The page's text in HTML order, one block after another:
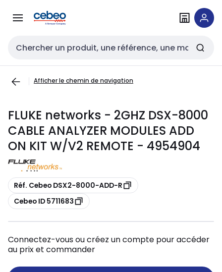
navigationau
Entrée de recherche
Afficher le chemin de navigation
FLUKE networks - 2GHZ DSX-8000
CABLE ANALYZER MODULES ADD
ON KIT W/V2 REMOTE - 4954904
Copier
Réf. Cebeo DSX2-8000-ADD-R
Copier
Cebeo ID 5711683
Connectez-vous ou créez un compte pour accéder
au prix et commander